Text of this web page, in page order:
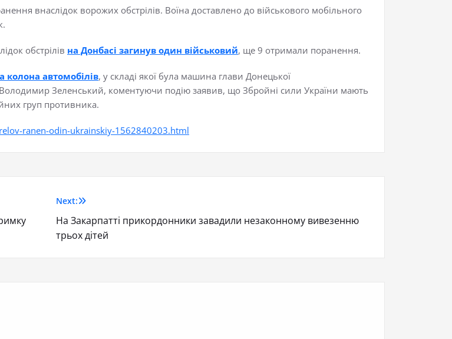
внаслідок ворожих обстрілів. Воїна доставлено до військового мобільного
обстрілів на Донбасі загинув один військовий, ще 9 отримали поранення.
колона автомобілів, у складі якої була машина глави Донецької
Зеленський, коментуючи подію заявив, що Збройні сили України мають
груп противника.
ranen-odin-ukrainskiy-1562840203.html
Next:
На Закарпатті прикордонники завадили незаконному вивезенню
трьох дітей